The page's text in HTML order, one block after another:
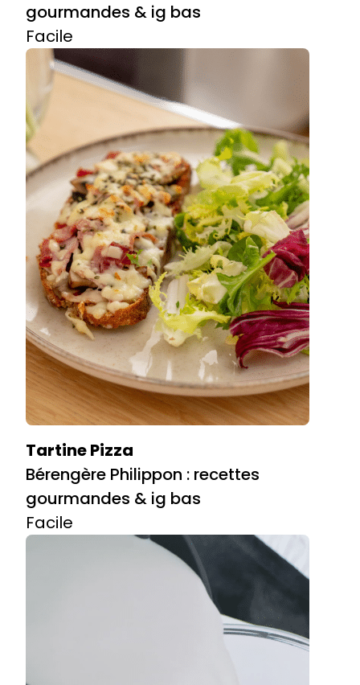
gourmandes & ig bas
Facile
Tartine Pizza
Bérengère Philippon : recettes
gourmandes & ig bas
Facile